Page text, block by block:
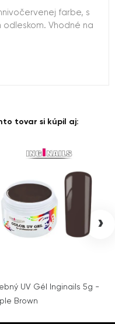
farbe, s
Vhodné na
tovar si kúpil aj:
UV Gél Inginails 5g -
Brown
›